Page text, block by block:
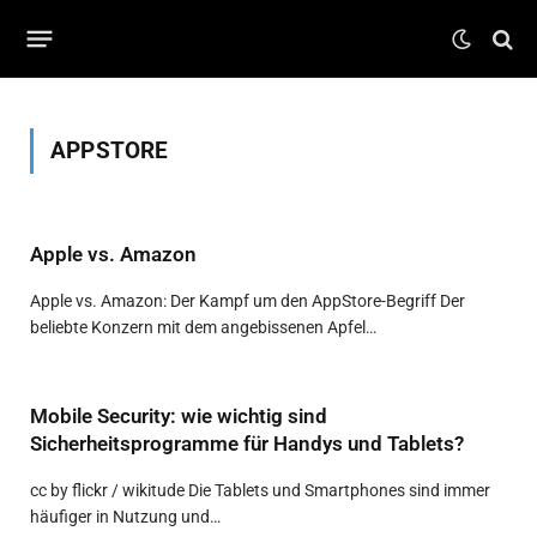
APPSTORE
Apple vs. Amazon
Apple vs. Amazon: Der Kampf um den AppStore-Begriff Der
beliebte Konzern mit dem angebissenen Apfel…
Mobile Security: wie wichtig sind
Sicherheitsprogramme für Handys und Tablets?
cc by flickr / wikitude Die Tablets und Smartphones sind immer
häufiger in Nutzung und…